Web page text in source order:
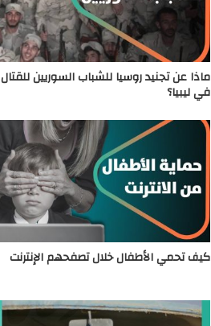
ماذا عن تجنيد روسيا للشباب السوريين للقتال
في ليبيا؟
كيف تحمي الأطفال خلال تصفحهم الإنترنت